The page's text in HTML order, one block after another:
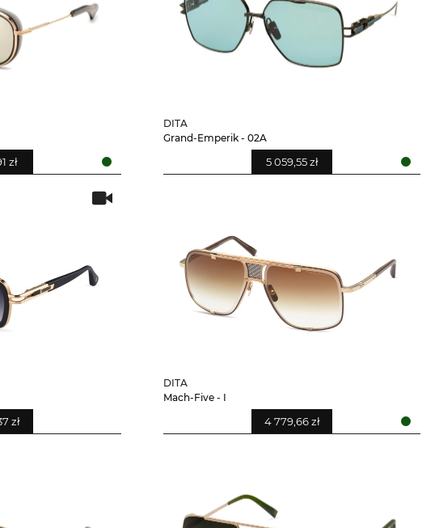
zł
DITA
Grand-Emperik - 02A
5 059,55 zł
zł
DITA
Mach-Five - I
4 779,66 zł